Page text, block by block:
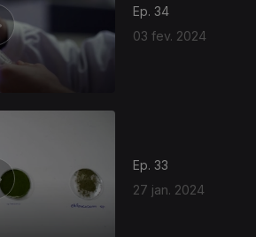
Ep. 34
03 fev. 2024
Ep. 33
27 jan. 2024